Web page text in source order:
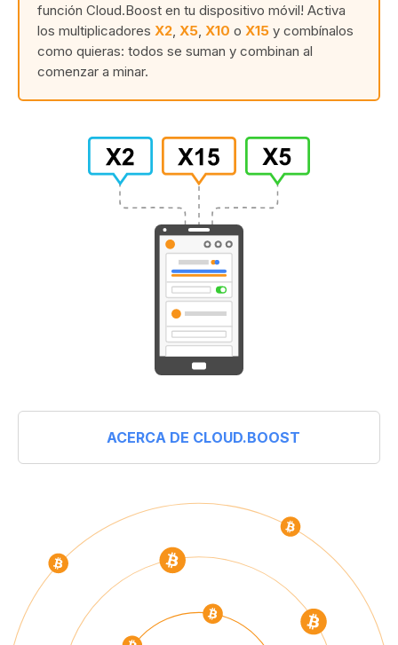
función Cloud.Boost en tu dispositivo móvil! Activa
los multiplicadores X2 X5 X10 o X15 y combínalos
como quieras: todos se suman y combinan al
comenzar a minar.
ACERCA DE CLOUD.BOOST